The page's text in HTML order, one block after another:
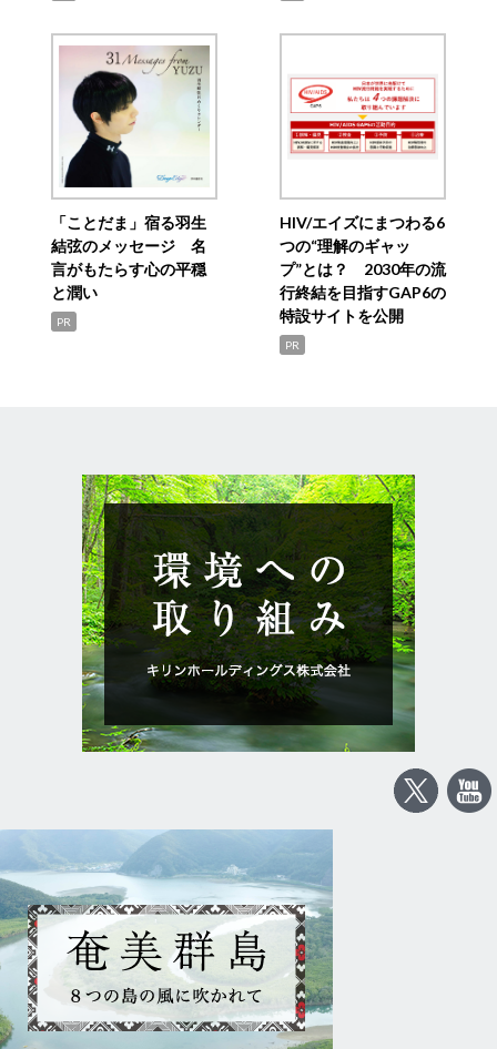
「ことだま」宿る羽生
結弦のメッセージ 名
言がもたらす心の平穏
と潤い
PR
HIV/エイズにまつわる6
つの“理解のギャッ
プ”とは？ 2030年の流
行終結を目指すGAP6の
特設サイトを公開
PR